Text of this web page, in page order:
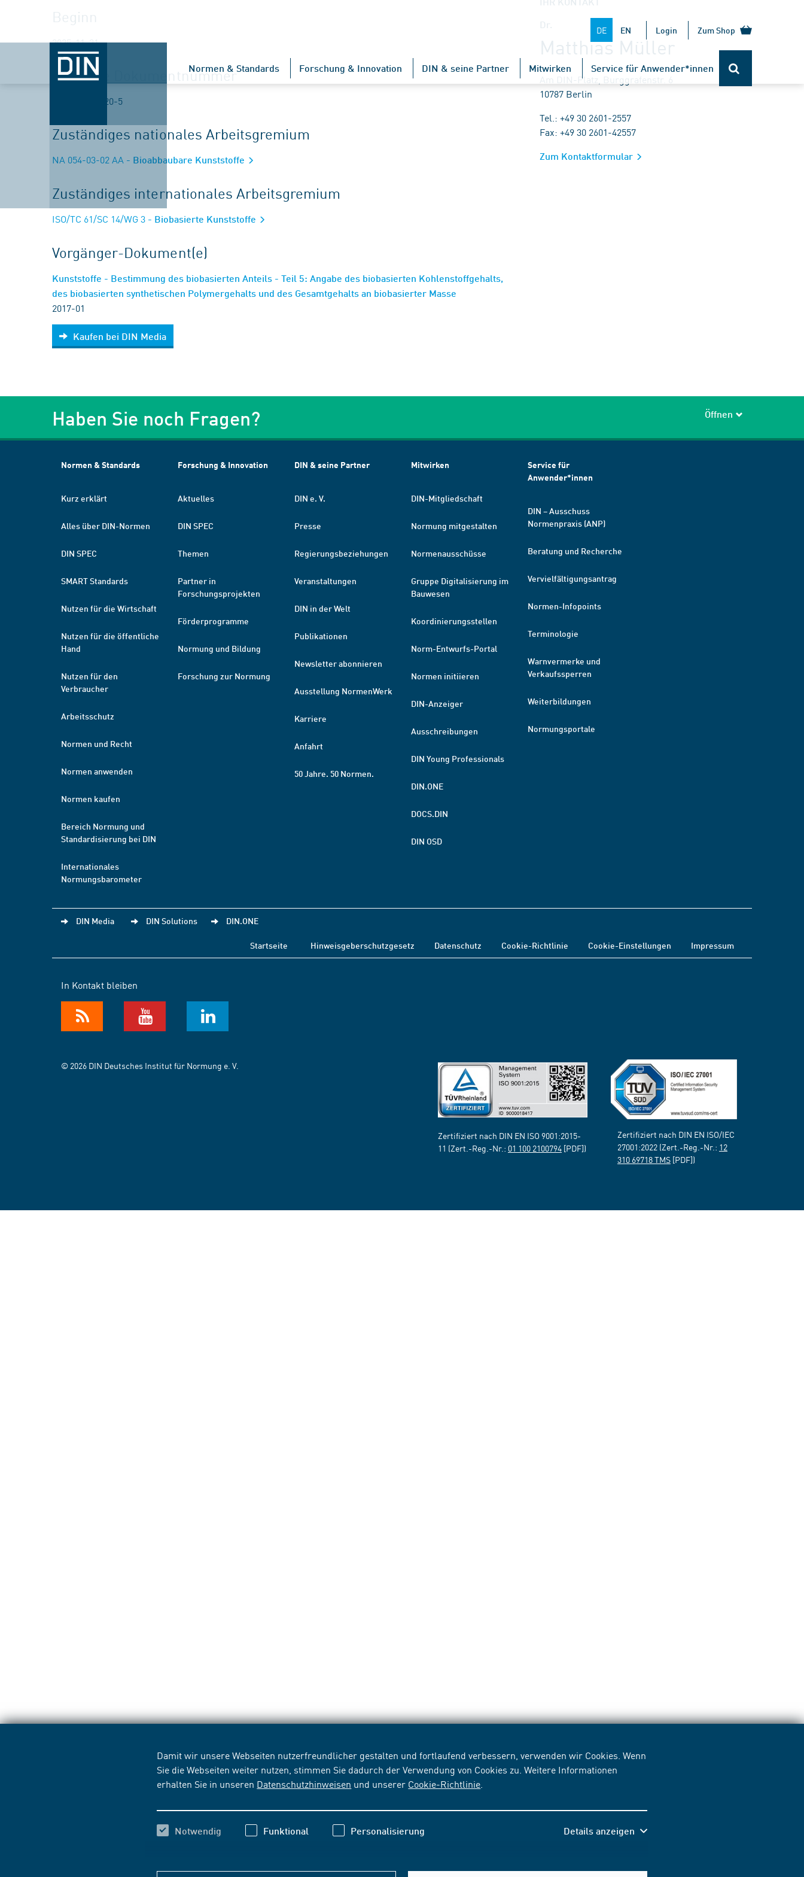
Damit wir unsere Webseiten nutzerfreundlicher gestalten und fortlaufend verbessern, verwenden wir Cookies. Wenn
Sie die Webseiten weiter nutzen, stimmen Sie dadurch der Verwendung von Cookies zu. Weitere Informationen
erhalten Sie in unseren Datenschutzhinweisen und unserer Cookie-Richtlinie
Notwendig Funktional Personalisierung Details anzeigen
DE EN Login Zum Shop
Normen & Standards Forschung & Innovation DIN & seine Partner Mitwirken Service für Anwender*innen
Beginn
2025-11-21
Geplante Dokumentnummer
ISO/AWI 16620-5
Zuständiges nationales Arbeitsgremium
NA 054-03-02 AA - Bioabbaubare Kunststoffe
Zuständiges internationales Arbeitsgremium
ISO/TC 61/SC 14/WG 3 - Biobasierte Kunststoffe
Vorgänger-Dokument(e)
Kunststoffe - Bestimmung des biobasierten Anteils - Teil 5: Angabe des biobasierten Kohlenstoffgehalts,
des biobasierten synthetischen Polymergehalts und des Gesamtgehalts an biobasierter Masse
2017-01
Kaufen bei DIN Media
Dr.
Matthias Müller
Am DIN-Platz, Burggrafenstr. 6
10787 Berlin
Tel.: +49 30 2601-2557
Fax: +49 30 2601-42557
Zum Kontaktformular
Haben Sie noch Fragen? Öffnen
Normen & Standards
Kurz erklärt
Alles über DIN-Normen
DIN SPEC
SMART Standards
Nutzen für die Wirtschaft
Nutzen für die öffentliche
Hand
Nutzen für den
Verbraucher
Arbeitsschutz
Normen und Recht
Normen anwenden
Normen kaufen
Bereich Normung und
Standardisierung bei DIN
Internationales
Normungsbarometer
Forschung & Innovation
Aktuelles
DIN SPEC
Themen
Partner in
Forschungsprojekten
Förderprogramme
Normung und Bildung
Forschung zur Normung
DIN & seine Partner
DIN e. V.
Presse
Regierungsbeziehungen
Veranstaltungen
DIN in der Welt
Publikationen
Newsletter abonnieren
Ausstellung NormenWerk
Karriere
Anfahrt
50 Jahre. 50 Normen.
Mitwirken
DIN-Mitgliedschaft
Normung mitgestalten
Normenausschüsse
Gruppe Digitalisierung im
Bauwesen
Koordinierungsstellen
Norm-Entwurfs-Portal
Normen initiieren
DIN-Anzeiger
Ausschreibungen
DIN Young Professionals
DIN.ONE
DOCS.DIN
DIN OSD
Service für
Anwender*innen
DIN – Ausschuss
Normenpraxis (ANP)
Beratung und Recherche
Vervielfältigungsantrag
Normen-Infopoints
Terminologie
Warnvermerke und
Verkaufssperren
Weiterbildungen
Normungsportale
DIN Media DIN Solutions DIN.ONE
Startseite Hinweisgeberschutzgesetz Datenschutz Cookie-Richtlinie Cookie-Einstellungen Impressum
In Kontakt bleiben
© 2026 DIN Deutsches Institut für Normung e. V.
Zertifiziert nach DIN EN ISO 9001:2015-
11 (Zert.-Reg.-Nr.: 01 100 2100794 [PDF])
Zertifiziert nach DIN EN ISO/IEC
27001:2022 (Zert.-Reg.-Nr.: 12
310 69718 TMS [PDF])